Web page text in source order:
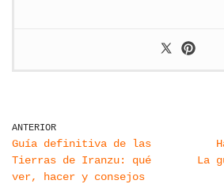
ANTERIOR
Guía definitiva de las
Tierras de Iranzu: qué
ver, hacer y consejos
La